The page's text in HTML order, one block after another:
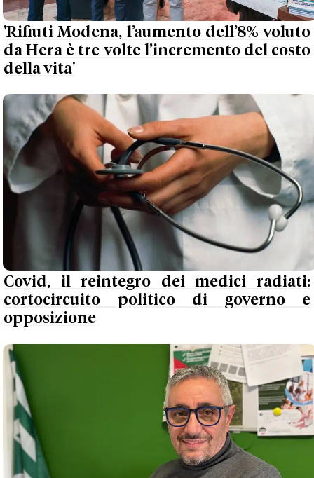
'Rifiuti Modena, l’aumento dell’8% voluto
da Hera è tre volte l’incremento del costo
della vita'
Covid, il reintegro dei medici radiati:
cortocircuito politico di governo e
opposizione